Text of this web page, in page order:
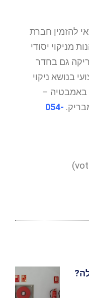
להזמין חברת
מניקוי יסודי
גם בחדר
בנושא ניקוי
באמבטיה –
054-